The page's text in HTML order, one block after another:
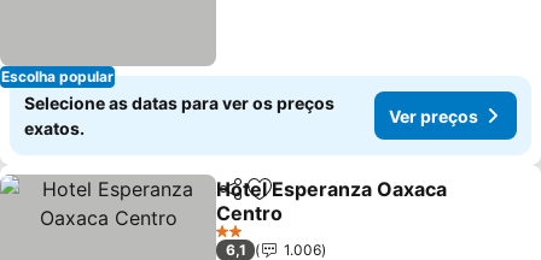
Escolha popular
Selecione as datas para ver os preços
exatos.
Ver preços
PartilharAdicionar aos favoritos
Hotel Esperanza Oaxaca
Centro
2 Estrelas
6,1
1.006